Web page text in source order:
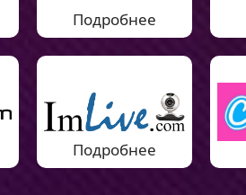
Подробнее
Подробнее